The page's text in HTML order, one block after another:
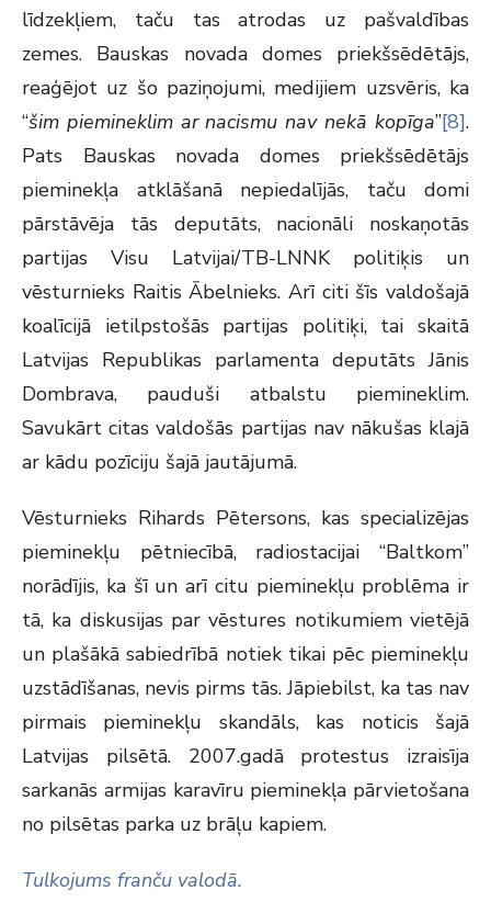
līdzekļiem, taču tas atrodas uz pašvaldības
zemes. Bauskas novada domes priekšsēdētājs,
reaģējot uz šo paziņojumi, medijiem uzsvēris, ka
“šim piemineklim ar nacismu nav nekā kopīga”[8].
Pats Bauskas novada domes priekšsēdētājs
pieminekļa atklāšanā nepiedalījās, taču domi
pārstāvēja tās deputāts, nacionāli noskaņotās
partijas Visu Latvijai/TB-LNNK politiķis un
vēsturnieks Raitis Ābelnieks. Arī citi šīs valdošajā
koalīcijā ietilpstošās partijas politiķi, tai skaitā
Latvijas Republikas parlamenta deputāts Jānis
Dombrava, pauduši atbalstu piemineklim.
Savukārt citas valdošās partijas nav nākušas klajā
ar kādu pozīciju šajā jautājumā.
Vēsturnieks Rihards Pētersons, kas specializējas
pieminekļu pētniecībā, radiostacijai “Baltkom”
norādījis, ka šī un arī citu pieminekļu problēma ir
tā, ka diskusijas par vēstures notikumiem vietējā
un plašākā sabiedrībā notiek tikai pēc pieminekļu
uzstādīšanas, nevis pirms tās. Jāpiebilst, ka tas nav
pirmais pieminekļu skandāls, kas noticis šajā
Latvijas pilsētā. 2007.gadā protestus izraisīja
sarkanās armijas karavīru pieminekļa pārvietošana
no pilsētas parka uz brāļu kapiem.
Tulkojums franču valodā.